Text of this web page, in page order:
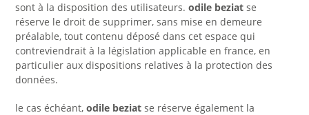
sont à la disposition des utilisateurs.odile beziat se
réserve le droit de supprimer, sans mise en demeure
préalable, tout contenu déposé dans cet espace qui
contreviendrait à la législation applicable en france, en
particulier aux dispositions relatives à la protection des
données.
le cas échéant,odile beziat se réserve également la